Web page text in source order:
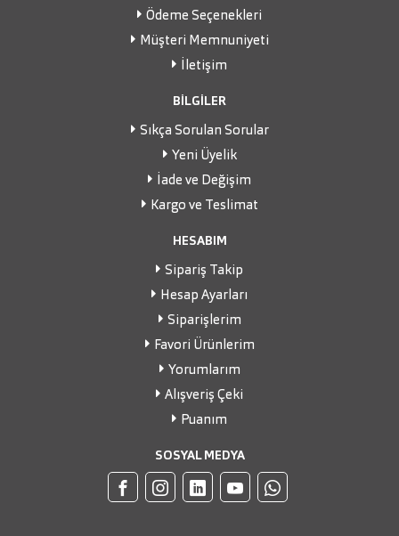
Ödeme Seçenekleri
Müşteri Memnuniyeti
İletişim
BİLGİLER
Sıkça Sorulan Sorular
Yeni Üyelik
İade ve Değişim
Kargo ve Teslimat
HESABIM
Sipariş Takip
Hesap Ayarları
Siparişlerim
Favori Ürünlerim
Yorumlarım
Alışveriş Çeki
Puanım
SOSYAL MEDYA